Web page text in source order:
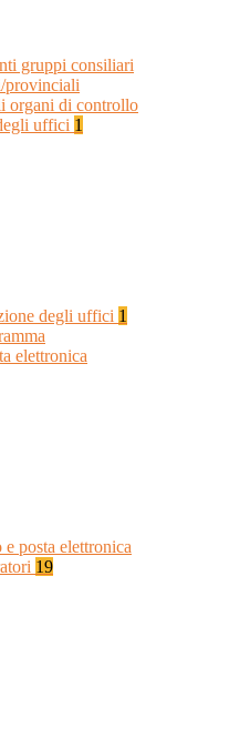
gruppi consiliari
provinciali
organi di controllo
uffici 1
degli uffici 1
elettronica
e posta elettronica
19